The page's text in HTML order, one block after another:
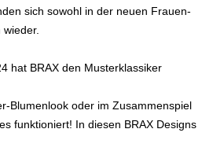
sich sowohl in der neuen Frauen-
hat BRAX den Musterklassiker
Blumenlook oder im Zusammenspiel
funktioniert! In diesen BRAX Designs